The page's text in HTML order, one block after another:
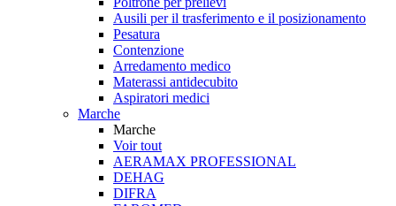
Ausili per il trasferimento e il posizionamento
Pesatura
Contenzione
Arredamento medico
Materassi antidecubito
Aspiratori medici
Marche
Marche
Voir tout
AERAMAX PROFESSIONAL
DEHAG
DIFRA